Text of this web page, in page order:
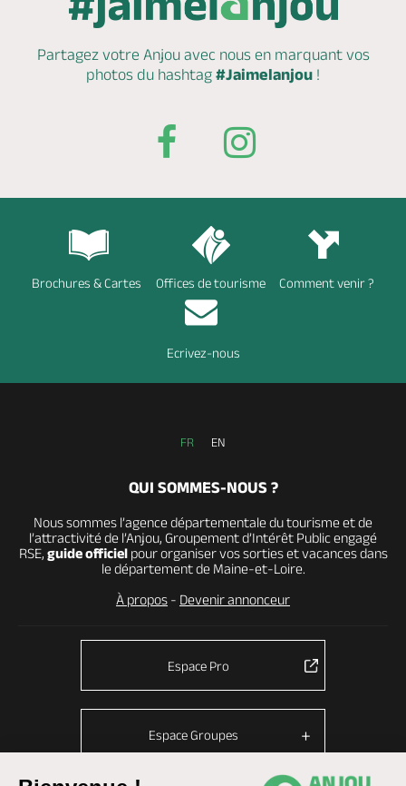
Partagez votre Anjou avec nous en marquantvos
photos du hashtag #Jaimelanjou !
Brochures & Cartes Offices de tourisme Comment venir ?
Ecrivez-nous
FR EN
QUI SOMMES-NOUS ?
Nous sommes l’agence départementale du tourisme et de
l’attractivité de l’Anjou, Groupement d’Intérêt Public engagé
RSE, guide officielpour organiser vos sorties et vacances dans
le département de Maine-et-Loire.
À propos - Devenir annonceur
Espace Pro
Espace Groupes